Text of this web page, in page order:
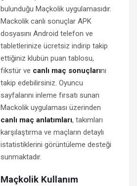
bulunduğu Maçkolik uygulamasıdır.
Mackolik canlı sonuçlar APK
dosyasını Android telefon ve
tabletlerinize ücretsiz indirip takip
ettiğiniz klubün puan tablosu,
fikstür ve canlı maç sonuçlarını
takip edebilirsiniz. Oyuncu
sayfalarını inleme fırsatı sunan
Mackolik uygulaması üzerinden
canlı maç anlatımları, takımları
karşılaştırma ve maçların detaylı
istatistiklerini görüntüleme desteği
sunmaktadır.
Maçkolik Kullanım